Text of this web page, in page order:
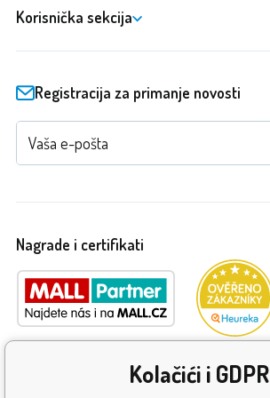
Korisnička sekcija
Registracija za primanje novosti
Nagrade i certifikati
Kolačići i GDPR